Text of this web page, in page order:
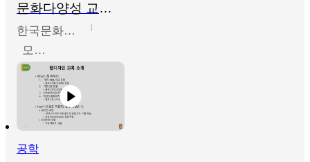
문화다양성 교육의 이해
한국문화예술교육진흥원
모경환,성상환,정문성
공학